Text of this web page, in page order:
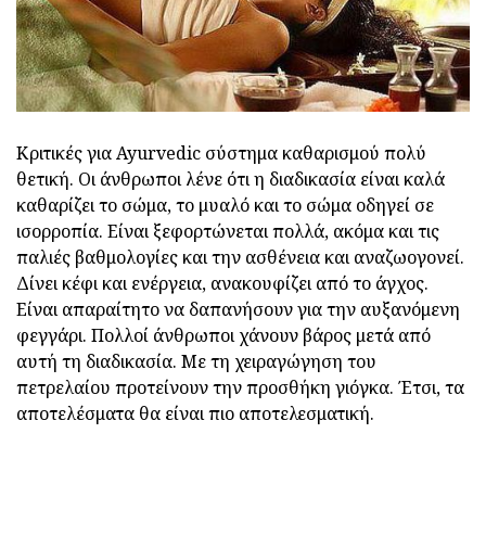
Κριτικές για Ayurvedic σύστημα καθαρισμού πολύ
θετική. Οι άνθρωποι λένε ότι η διαδικασία είναι καλά
καθαρίζει το σώμα, το μυαλό και το σώμα οδηγεί σε
ισορροπία. Είναι ξεφορτώνεται πολλά, ακόμα και τις
παλιές βαθμολογίες και την ασθένεια και αναζωογονεί.
Δίνει κέφι και ενέργεια, ανακουφίζει από το άγχος.
Είναι απαραίτητο να δαπανήσουν για την αυξανόμενη
φεγγάρι. Πολλοί άνθρωποι χάνουν βάρος μετά από
αυτή τη διαδικασία. Με τη χειραγώγηση του
πετρελαίου προτείνουν την προσθήκη γιόγκα. Έτσι, τα
αποτελέσματα θα είναι πιο αποτελεσματική.